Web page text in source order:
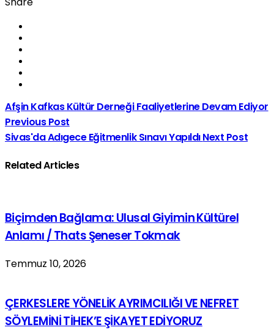
Afşin Kafkas Kültür Derneği Faaliyetlerine Devam Ediyor
Previous Post
Sivas'da Adıgece Eğitmenlik Sınavı YapıldıNext Post
Related Articles
Biçimden Bağlama: Ulusal Giyimin Kültürel
Anlamı / Thats Şeneser Tokmak
Temmuz 10, 2026
ÇERKESLERE YÖNELİK AYRIMCILIĞI VE NEFRET
SÖYLEMİNİ TİHEK’E ŞİKAYET EDİYORUZ